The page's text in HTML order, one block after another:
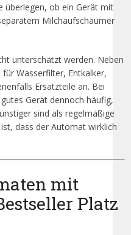
überlegen, ob ein Gerät mit
Milchaufschäumer
unterschätzt werden. Neben
Wasserfilter, Entkalker,
Ersatzteile an. Bei
Gerät dennoch häufig,
sind als regelmäßige
dass der Automat wirklich
mit
Platz